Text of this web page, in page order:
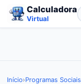
Calculadora
Virtual
Início›Programas Sociais